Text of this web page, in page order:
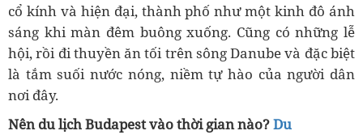
cổ kính và hiện đại, thành phố như một kinh đô ánh
sáng khi màn đêm buông xuống. Cũng có những lễ
hội, rồi đi thuyền ăn tối trên sông Danube và đặc biệt
là tắm suối nước nóng, niềm tự hào của người dân
nơi đây.
Nên du lịch Budapest vào thời gian nào?Du